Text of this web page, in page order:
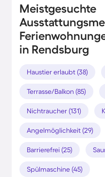
Meistgesuchte
in Rendsburg
Haustier erlaubt (38)
Terrasse/Balkon (85)
Nichtraucher (131)
Angelmöglichkeit (29)
Barrierefrei (25)
Spülmaschine (45)